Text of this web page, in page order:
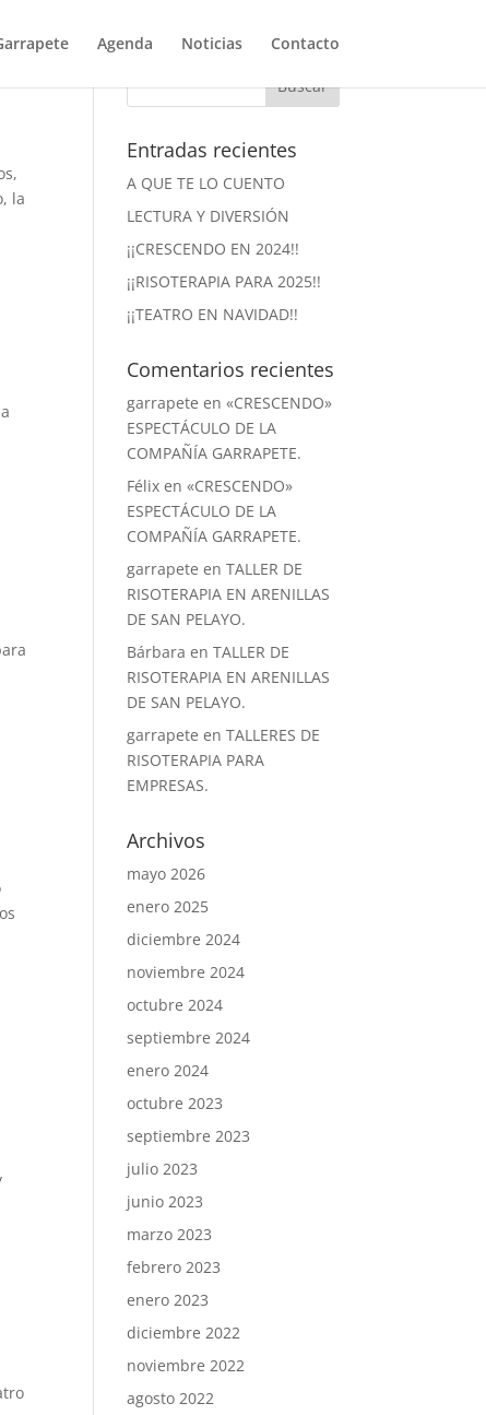
Agenda Noticias Contacto
la
Entradas recientes
A QUE TE LO CUENTO
LECTURA Y DIVERSIÓN
¡¡CRESCENDO EN 2024!!
¡¡RISOTERAPIA PARA 2025!!
¡¡TEATRO EN NAVIDAD!!
Comentarios recientes
garrapete en«CRESCENDO»
ESPECTÁCULO DE LA
COMPAÑÍA GARRAPETE.
Félix en«CRESCENDO»
ESPECTÁCULO DE LA
COMPAÑÍA GARRAPETE.
garrapete enTALLER DE
RISOTERAPIA EN ARENILLAS
DE SAN PELAYO.
Bárbara enTALLER DE
RISOTERAPIA EN ARENILLAS
DE SAN PELAYO.
garrapete enTALLERES DE
RISOTERAPIA PARA
EMPRESAS.
Archivos
mayo 2026
enero 2025
diciembre 2024
noviembre 2024
octubre 2024
septiembre 2024
enero 2024
octubre 2023
septiembre 2023
julio 2023
junio 2023
marzo 2023
febrero 2023
enero 2023
diciembre 2022
noviembre 2022
agosto 2022